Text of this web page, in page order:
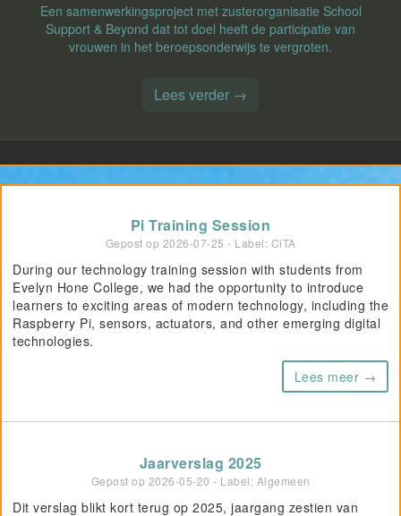
Een samenwerkingsproject met zusterorganisatie School
Support & Beyond dat tot doel heeft de participatie van
vrouwen in het beroepsonderwijs te vergroten.
Lees verder →
Pi Training Session
Gepost op 2026-07-25 - Label: CiTA
During our technology training session with students from
Evelyn Hone College, we had the opportunity to introduce
learners to exciting areas of modern technology, including the
Raspberry Pi, sensors, actuators, and other emerging digital
technologies.
Lees meer →
Jaarverslag 2025
Gepost op 2026-05-20 - Label: Algemeen
Dit verslag blikt kort terug op 2025, jaargang zestien van